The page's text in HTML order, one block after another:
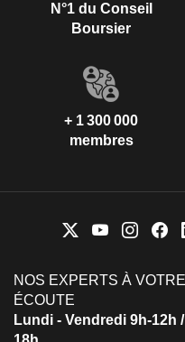
N°1 du Conseil
Boursier
+ 1 300 000
membres
NOS EXPERTS À VOTRE
ÉCOUTE
Lundi - Vendredi 9h-12h